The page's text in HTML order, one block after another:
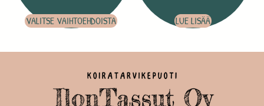
VALITSE VAIHTOEHDOISTA LUE LISÄÄ